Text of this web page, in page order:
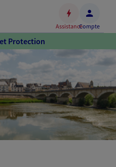
AssistanceCompte
Protection